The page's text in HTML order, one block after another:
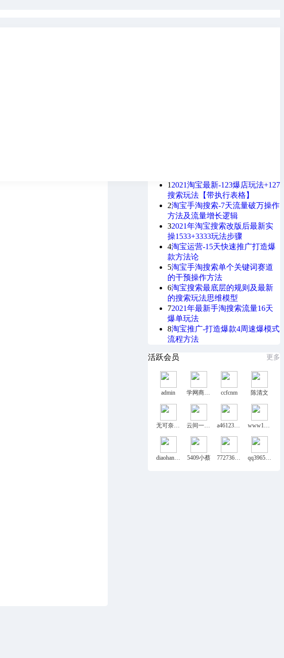
1 2021淘宝最新-123爆店玩法+127
搜索玩法【带执行表格】
2淘宝手淘搜索-7天流量破万操作
方法及流量增长逻辑
32021年淘宝搜索改版后最新实
操1533+3333玩法步骤
4淘宝运营-15天快速推广打造爆
款方法论
5淘宝手淘搜索单个关键词赛道
的干预操作方法
6淘宝搜索最底层的规则及最新
的搜索玩法思维模型
72021年最新手淘搜索流量16天
爆单玩法
8淘宝推广-打造爆款4周速爆模式
流程方法
活跃会员 更多
admin 学网商论坛 ccfcnm 陈清文
diaohanjun 5409小蔡 772736830 qq3965061